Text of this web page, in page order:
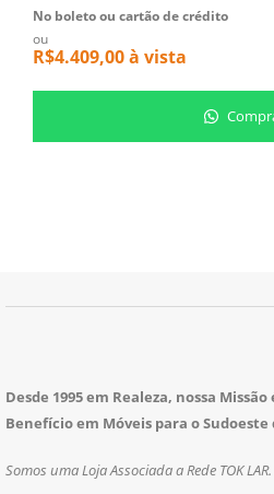
No boleto ou cartão de crédito
ou
R$4.409,00à vista
Desde 1995 em Realeza, nossa
Benefício em Móveis para o Sudoeste
Somos uma Loja Associada a Rede TOK LAR.